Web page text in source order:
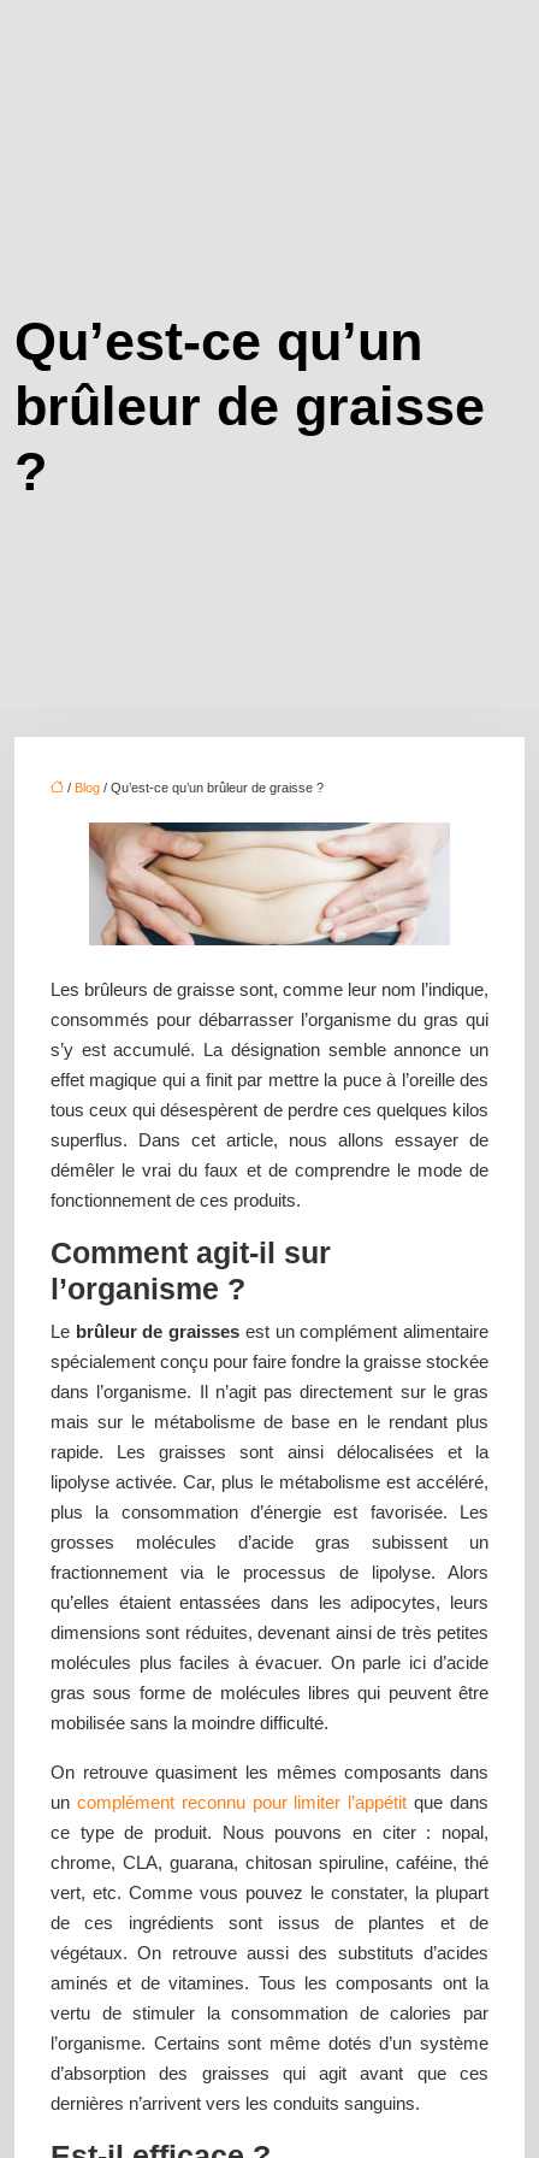
Qu’est-ce qu’un
brûleur de graisse
?
/ Blog / Qu’est-ce qu’un brûleur de graisse ?
Les brûleurs de graisse sont, comme leur nom l’indique,
consommés pour débarrasser l’organisme du gras qui
s’y est accumulé. La désignation semble annonce un
effet magique qui a finit par mettre la puce à l’oreille des
tous ceux qui désespèrent de perdre ces quelques kilos
superflus. Dans cet article, nous allons essayer de
démêler le vrai du faux et de comprendre le mode de
fonctionnement de ces produits.
Comment agit-il sur
l’organisme ?
Le brûleur de graisses est un complément alimentaire
spécialement conçu pour faire fondre la graisse stockée
dans l’organisme. Il n’agit pas directement sur le gras
mais sur le métabolisme de base en le rendant plus
rapide. Les graisses sont ainsi délocalisées et la
lipolyse activée. Car, plus le métabolisme est accéléré,
plus la consommation d’énergie est favorisée. Les
grosses molécules d’acide gras subissent un
fractionnement via le processus de lipolyse. Alors
qu’elles étaient entassées dans les adipocytes, leurs
dimensions sont réduites, devenant ainsi de très petites
molécules plus faciles à évacuer. On parle ici d’acide
gras sous forme de molécules libres qui peuvent être
mobilisée sans la moindre difficulté.
On retrouve quasiment les mêmes composants dans
un complément reconnu pour limiter l’appétit que dans
ce type de produit. Nous pouvons en citer : nopal,
chrome, CLA, guarana, chitosan spiruline, caféine, thé
vert, etc. Comme vous pouvez le constater, la plupart
de ces ingrédients sont issus de plantes et de
végétaux. On retrouve aussi des substituts d’acides
aminés et de vitamines. Tous les composants ont la
vertu de stimuler la consommation de calories par
l’organisme. Certains sont même dotés d’un système
d’absorption des graisses qui agit avant que ces
dernières n’arrivent vers les conduits sanguins.